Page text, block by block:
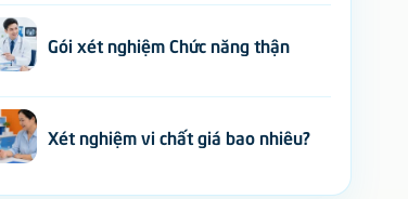
Gói xét nghiệm Chức năng thận
Xét nghiệm vi chất giá bao nhiêu?